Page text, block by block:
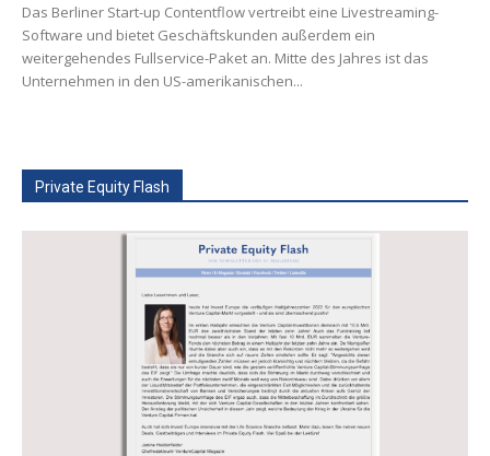
Das Berliner Start-up Contentflow vertreibt eine Livestreaming-
Software und bietet Geschäftskunden außerdem ein
weitergehendes Fullservice-Paket an. Mitte des Jahres ist das
Unternehmen in den US-amerikanischen...
Private Equity Flash